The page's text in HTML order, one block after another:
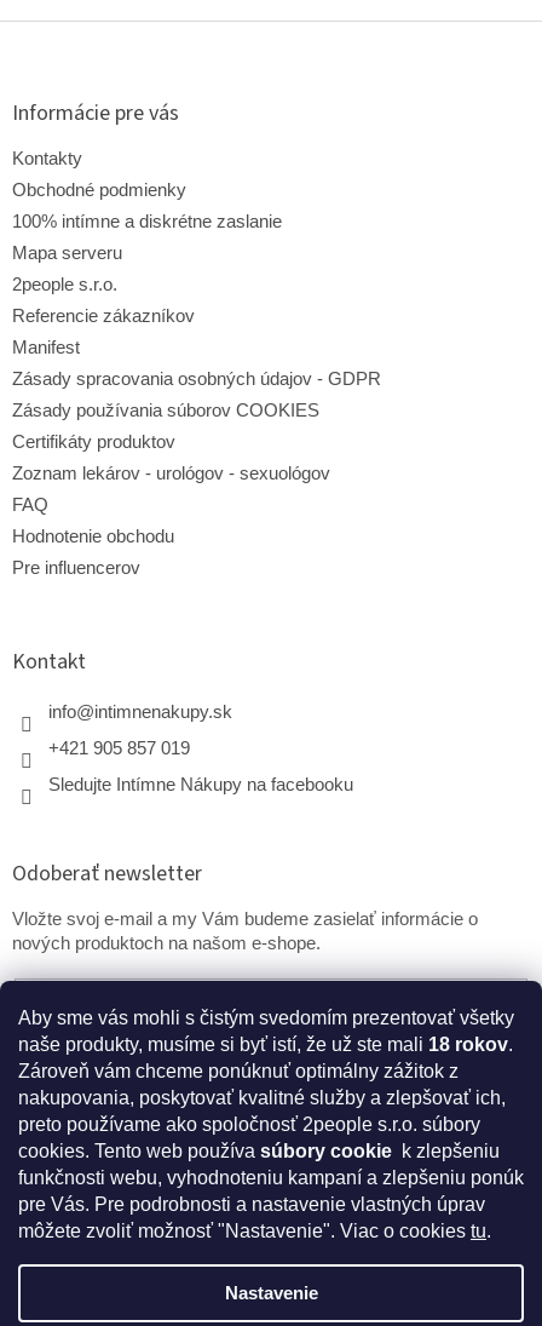
Aby sme vás mohli s čistým svedomím prezentovať všetky
naše produkty, musíme si byť istí, že už ste mali 18 rokov.
Zároveň vám chceme ponúknuť optimálny zážitok z
nakupovania, poskytovať kvalitné služby a zlepšovať ich,
preto používame ako spoločnosť 2people s.r.o. súbory
cookies. Tento web používa súbory cookie k zlepšeniu
funkčnosti webu, vyhodnoteniu kampaní a zlepšeniu ponúk
pre Vás. Pre podrobnosti a nastavenie vlastných úprav
môžete zvoliť možnosť "Nastavenie". Viac o cookies tu.
Nastavenie
l
r
v
i
s
u
Z
Informácie pre vás
Kontakty
Obchodné podmienky
100% intímne a diskrétne zaslanie
Mapa serveru
2people s.r.o.
Referencie zákazníkov
Manifest
Zásady spracovania osobných údajov - GDPR
Zásady používania súborov COOKIES
Certifikáty produktov
Zoznam lekárov - urológov - sexuológov
FAQ
Hodnotenie obchodu
Pre influencerov
Kontakt
info@intimnenakupy.sk
+421 905 857 019
Sledujte Intímne Nákupy na facebooku
Odoberať newsletter
Vložte svoj e-mail a my Vám budeme zasielať informácie o
nových produktoch na našom e-shope.
PRIHLÁSIŤ SA
* Disclaimer: Bezpečnostné prehlásenie k výživovým
doplnkom a kozmetike
Vytvoril Shoptet